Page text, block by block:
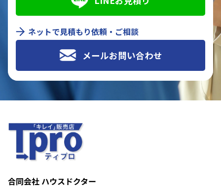
ネットで見積もり依頼・ご相談
メールお問い合わせ
合同会社 ハウスドクター